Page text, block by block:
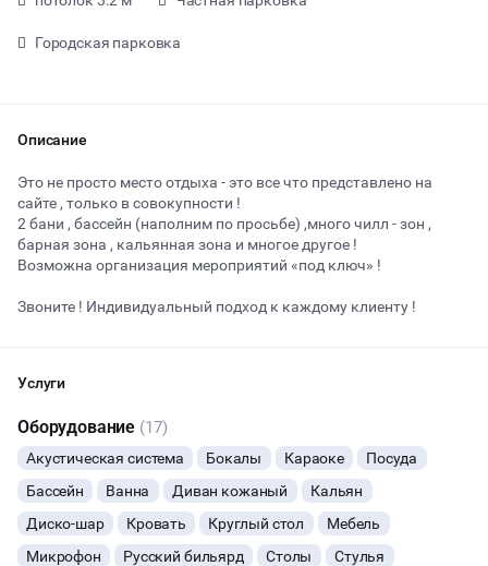
Городская парковка
Описание
Это не просто место отдыха - это все что представлено на
сайте , только в совокупности !
2 бани , бассейн (наполним по просьбе) ,много чилл - зон ,
барная зона , кальянная зона и многое другое !
Возможна организация мероприятий «под ключ» !
Звоните ! Индивидуальный подход к каждому клиенту !
Услуги
Оборудование (17)
Акустическая система Бокалы Караоке
Посуда
Бассейн
Ванна Диван кожаный
Кальян
Диско-шар
Кровать Круглый стол
Мебель
Микрофон
Русский бильярд Столы
Стулья
от 3500 ₽ за час
Тип мероприятия
ДЕВИЧНИК
ДЕТСКИЕ ПРАЗДНИКИ
СВАДЬБЫ
Окончание
ДАННЫЙ ЛОФТ СЕЙЧАС НЕ АКТИВЕН